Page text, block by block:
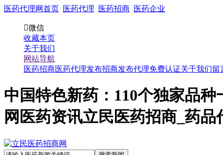
医药代理网首页 医药代理 医药招商 医药企业
微信
收藏本页
关于我们
网站导航
医药招商医药代理发布招商发布代理免费认证关于我们留
中国特色新药：110个独家品
网医药资讯立民医药招商_药